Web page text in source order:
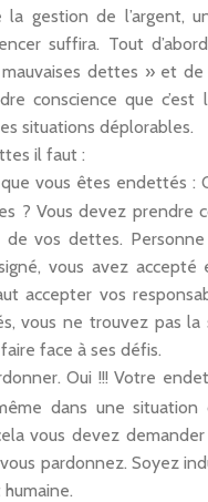
la gestion de l’argent,
suffira. Tout
mauvaises dettes » et
conscience que c’est
situations déplorables.
il faut :
vous êtes endettés :
? Vous devez prendre
de vos dettes.
vous avez
accepter vos
vous ne trouvez pas
face à ses défis.
Oui !!! Votre
dans une situation
vous devez
pardonnez. Soyez
humaine.